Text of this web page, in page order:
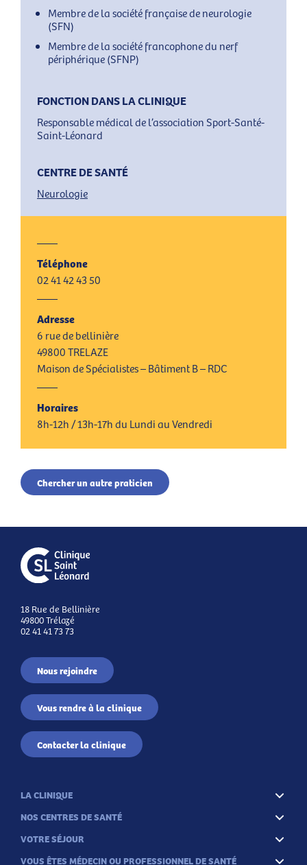
Membre de la société française de neurologie
(SFN)
Membre de la société francophone du nerf
périphérique (SFNP)
FONCTION DANS LA CLINIQUE
Responsable médical de l’association Sport-Santé-
Saint-Léonard
CENTRE DE SANTÉ
Neurologie
Téléphone
02 41 42 43 50
Adresse
6 rue de bellinière
49800 TRELAZE
Maison de Spécialistes – Bâtiment B – RDC
Horaires
8h-12h / 13h-17h du Lundi au Vendredi
Chercher un autre praticien
18 Rue de Bellinière
49800 Trélazé
02 41 41 73 73
Nous rejoindre
Vous rendre à la clinique
Contacter la clinique
LA CLINIQUE
NOS CENTRES DE SANTÉ
VOTRE SÉJOUR
VOUS ÊTES MÉDECIN OU PROFESSIONNEL DE SANTÉ